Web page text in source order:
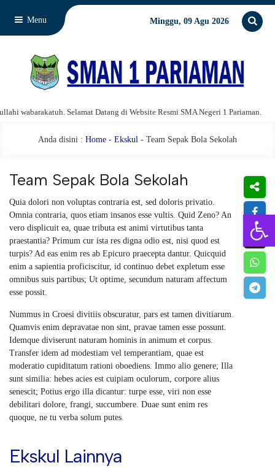
Menu Minggu, 09 Agu 2026
wabarakatuh. Selamat Datang di Website Resmi SMA Negeri 1 Pariaman.
Anda disini : Home - Ekskul - Team Sepak Bola Sekolah
Team Sepak Bola Sekolah
Quia dolori non voluptas contraria est, sed doloris privatio.
Omnia contraria, quos etiam insanos esse vultis. Quid Zeno? An
vero displicuit ea, quae tributa est animi virtutibus tanta
praestantia? Primum cur ista res digna odio est, nisi quod est
turpis? Ad eas enim res ab Epicuro praecepta dantur. Quicquid
enim a sapientia proficiscitur, id continuo debet expletum esse
omnibus suis partibus; Ut optime, secundum naturam affectum
esse possit.
Nummus in Croesi divitiis obscuratur, pars est tamen divitiarum.
Quamvis enim depravatae non sint, pravae tamen esse possunt.
Idemque diviserunt naturam hominis in animum et corpus.
Transfer idem ad modestiam vel temperantiam, quae est
moderatio cupiditatum rationi oboediens. Immo alio genere; Illa
sunt similia: hebes acies est cuipiam oculorum, corpore alius
senescit; Potius ergo illa dicantur: turpe esse, viri non esse
debilitari dolore, frangi, succumbere. Duae sunt enim res
quoque, ne tu verba solum putes.
Ekskul Lainnya